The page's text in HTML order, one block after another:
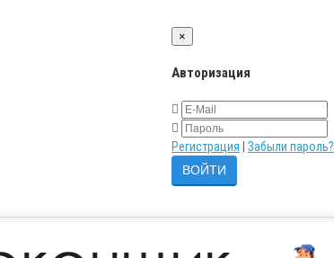
×
Авторизация
Регистрация Забыли пароль?